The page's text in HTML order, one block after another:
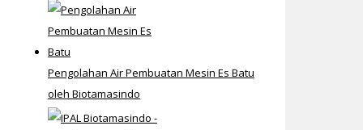
Pengolahan Air Pembuatan Mesin Es Batu
oleh Biotamasindo